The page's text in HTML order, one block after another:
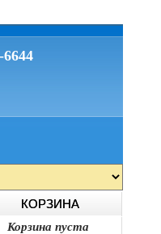
6644
КОРЗИНА
Корзина пуста